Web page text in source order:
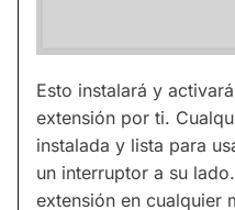
Esto instalará y
extensión por ti.
instalada y lista para
un interruptor a su
extensión en cualquier